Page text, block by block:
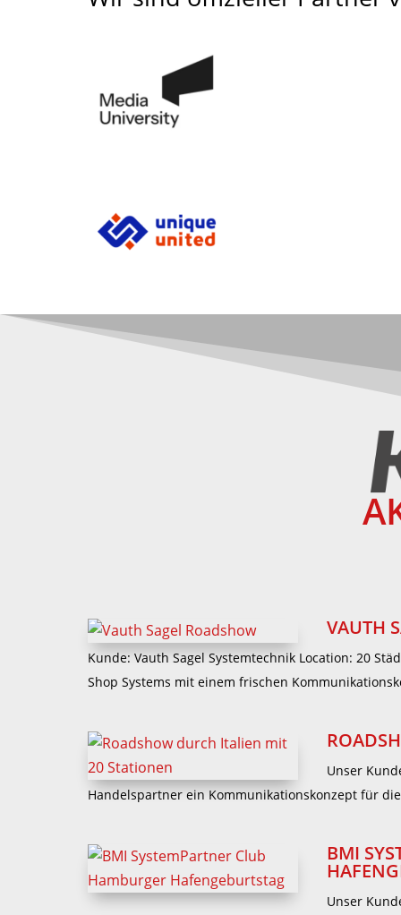
VAUTH
Kunde: Vauth Sagel Systemtechnik Location: 20
Shop Systems mit einem frischen
Unser
Handelspartner ein Kommunikationskonzept für
BMI
Unser